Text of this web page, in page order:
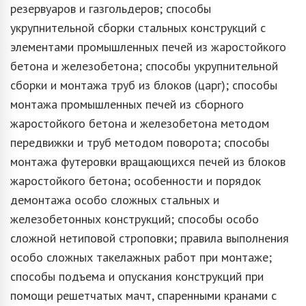
резервуаров и газгольдеров; способы
укрупнительной сборки стальных конструкций с
элементами промышленных печей из жаростойкого
бетона и железобетона; способы укрупнительной
сборки и монтажа труб из блоков (царг); способы
монтажа промышленных печей из сборного
жаростойкого бетона и железобетона методом
передвижки и труб методом поворота; способы
монтажа футеровки вращающихся печей из блоков
жаростойкого бетона; особенности и порядок
демонтажа особо сложных стальных и
железобетонных конструкций; способы особо
сложной нетиповой строповки; правила выполнения
особо сложных такелажных работ при монтаже;
способы подъема и опускания конструкций при
помощи решетчатых мачт, спаренными кранами с